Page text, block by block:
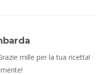
mille per la tua ricetta!